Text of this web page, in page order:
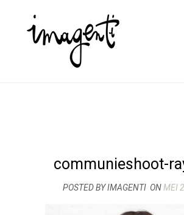
communieshoot-
POSTED BY IMAGENTI ONMEI